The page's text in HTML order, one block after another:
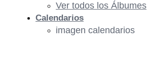
Ver todos los Álbumes
Calendarios
imagen calendarios